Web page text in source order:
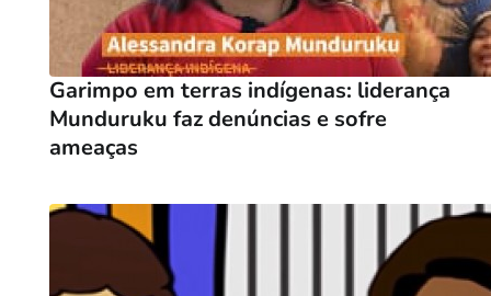
Garimpo em terras indígenas: liderança
Munduruku faz denúncias e sofre
ameaças